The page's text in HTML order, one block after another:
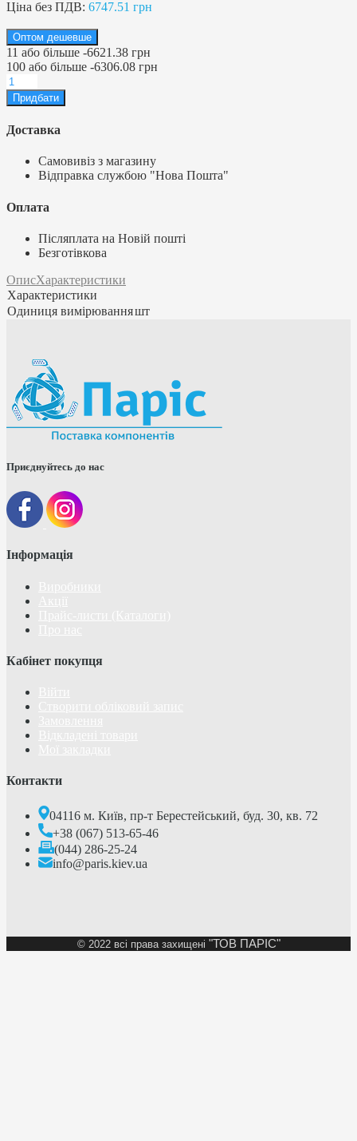
Ціна без ПДВ: 6747.51 грн
Оптом дешевше
11 або більше -6621.38 грн
100 або більше -6306.08 грн
Доставка
Самовивіз з магазину
Відправка службою "Нова Пошта"
Оплата
Післяплата на Новій пошті
Безготівкова
ОписХарактеристики
Характеристики
Одиниця вимірюванняшт
Приєднуйтесь до нас
Інформація
Кабінет покупця
Контакти
04116 м. Київ, пр-т Берестейський, буд. 30, кв. 72
+38 (067) 513-65-46
(044) 286-25-24
info@paris.kiev.ua
© 2022 всі права захищені "ТОВ ПАРІС"